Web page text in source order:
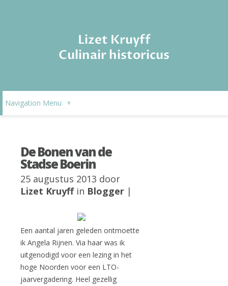
Lizet Kruyff
Culinair historicus
Navigation Menu +
De Bonen van de
Stadse Boerin
25 augustus 2013 door
Lizet Kruyffin Blogger |
Een aantal jaren geleden ontmoette
ik Angela Rijnen. Via haar was ik
uitgenodigd voor een lezing in het
hoge Noorden voor een LTO-
jaarvergadering. Heel gezellig